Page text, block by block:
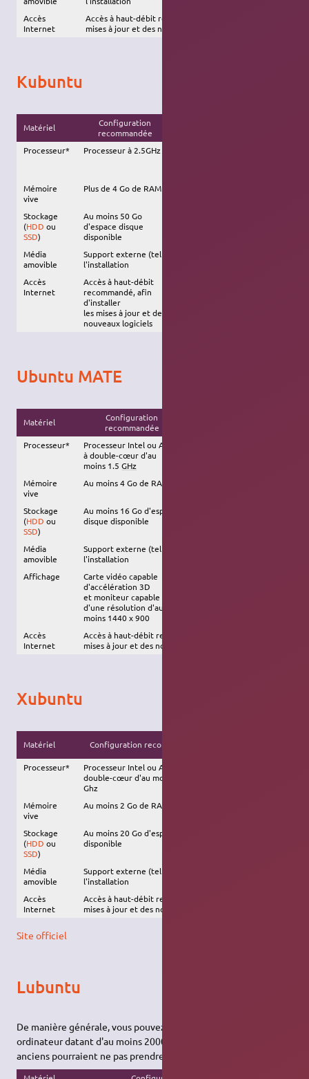
Accès
Internet
Accès à haut-débit recommandé, afin d'installer les
mises à jour et des nouveaux logiciels
Kubuntu
Matériel
Configuration
recommandée
Processeur* Processeur à 2.5GHz
Mémoire
vive
Plus de 4 Go de RAM
Stockage
(HDD ou
SSD)
Au moins 50 Go
d'espace disque
disponible
Média
amovible
Support externe (tel qu'une
l'installation
Accès
Internet
Accès à haut-débit
recommandé, afin
d'installer
les mises à jour et des
nouveaux logiciels
Ubuntu MATE
Matériel
Configuration
recommandée
Processeur*
Processeur Intel ou AMD
à double-cœur d'au
moins 1.5GHz
Mémoire
vive
Au moins 4 Go de RAM
Stockage
(HDD ou
SSD)
Au moins 16 Go d'espace
disque disponible
Média
amovible
Support externe (tel qu'une
l'installation
Affichage
Carte vidéo capable
d'accélération 3D
et moniteur capable
d'une résolution d'au
moins 1440 x 900
Accès
Internet
Accès à haut-débit recommandé, afin d'installer les
mises à jour et des nouveaux logiciels
Xubuntu
Matériel Configuration recommandée
Processeur*
Processeur Intel ou AMD à
double-cœur d'au moins 1.5
Ghz
Mémoire
vive
Au moins 2 Go de RAM
Stockage
(HDD ou
SSD)
Au moins 20 Go d'espace disque
disponible
Média
amovible
Support externe (tel qu'une
l'installation
Accès
Internet
Accès à haut-débit recommandé, afin d'installer les
mises à jour et des nouveaux logiciels
Site officiel
Lubuntu
De manière générale, vous pouvez installer Lubuntu sur un
ordinateur datant d'au moins 2000. Les ordinateurs plus
anciens pourraient ne pas prendre en charge Lubuntu.